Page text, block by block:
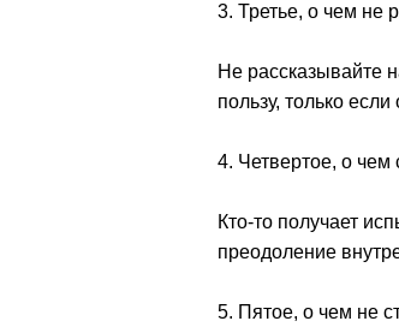
3. Третье, о чем не
Не рассказывайте
пользу, только
4. Четвертое, о чем
Кто-то получает
преодоление
5. Пятое, о чем не